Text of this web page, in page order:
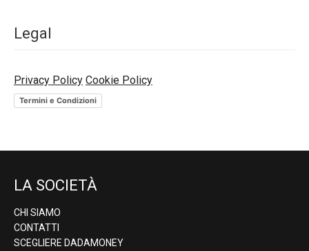
Legal
Privacy Policy Cookie Policy
Termini e Condizioni
LA SOCIETÀ
CHI SIAMO
CONTATTI
SCEGLIERE DADAMONEY